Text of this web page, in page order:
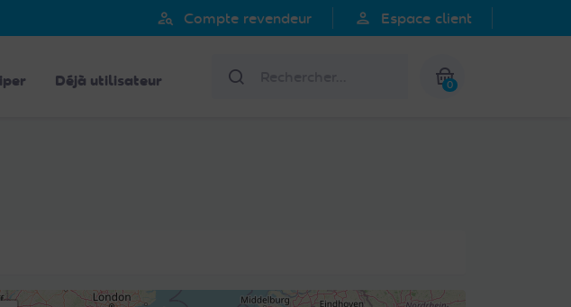
person_search Compte revendeur person Espace client
0
Déjà utilisateur